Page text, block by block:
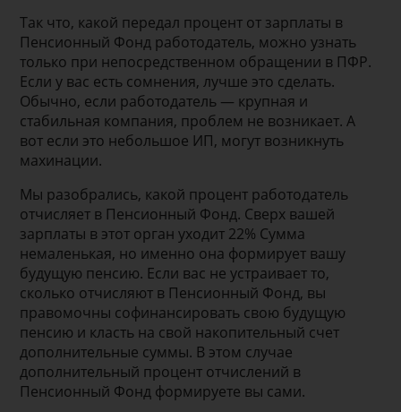
Так что, какой передал процент от зарплаты в
Пенсионный Фонд работодатель, можно узнать
только при непосредственном обращении в ПФР.
Если у вас есть сомнения, лучше это сделать.
Обычно, если работодатель — крупная и
стабильная компания, проблем не возникает. А
вот если это небольшое ИП, могут возникнуть
махинации.
Мы разобрались, какой процент работодатель
отчисляет в Пенсионный Фонд. Сверх вашей
зарплаты в этот орган уходит 22% Сумма
немаленькая, но именно она формирует вашу
будущую пенсию. Если вас не устраивает то,
сколько отчисляют в Пенсионный Фонд, вы
правомочны софинансировать свою будущую
пенсию и класть на свой накопительный счет
дополнительные суммы. В этом случае
дополнительный процент отчислений в
Пенсионный Фонд формируете вы сами.